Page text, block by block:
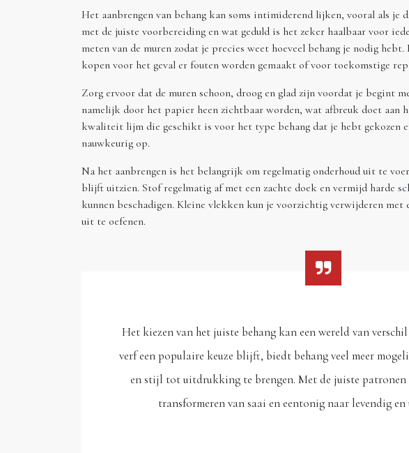
Het aanbrengen van behang kan soms intimiderend lijken, vooral als je
met de juiste voorbereiding en wat geduld is het zeker haalbaar voor
meten van de muren zodat je precies weet hoeveel behang je nodig
kopen voor het geval er fouten worden gemaakt of voor toekomstige
Zorg ervoor dat de muren schoon, droog en glad zijn voordat je begint
namelijk door het papier heen zichtbaar worden, wat afbreuk doet aan
kwaliteit lijm die geschikt is voor het type behang dat je hebt gekozen
nauwkeurig op.
Na het aanbrengen is het belangrijk om regelmatig onderhoud uit te
blijft uitzien. Stof regelmatig af met een zachte doek en vermijd harde
kunnen beschadigen. Kleine vlekken kun je voorzichtig verwijderen met
uit te oefenen.
Het kiezen van het juiste behang kan een wereld van
verf een populaire keuze blijft, biedt behang veel meer
en stijl tot uitdrukking te brengen. Met de juiste patronen
transformeren van saai en eentonig naar levendig